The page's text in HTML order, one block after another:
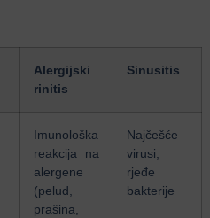
Alergijski
rinitis
Sinusitis
Imunološka
reakcija na
alergene
(pelud,
prašina,
Najčešće
virusi,
rjeđe
bakterije